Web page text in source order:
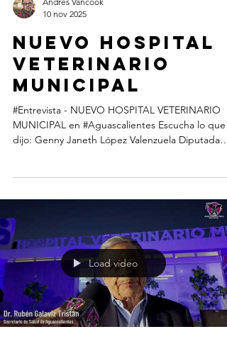
10 nov 2025
NUEVO HOSPITAL
VETERINARIO
MUNICIPAL
#Entrevista - NUEVO HOSPITAL VETERINARIO
MUNICIPAL en #Aguascalientes Escucha lo que
dijo: Genny Janeth López Valenzuela Diputada
Coordinadora General de Salud del Municipio de
Aguascalientes *Quique Galo Secretario del
Ayuntamiento y Director General de Gobierno en
Municipio de Aguascalientes Por Andres Vancook
www.AguascalientesdeMexico.com ®
Load video